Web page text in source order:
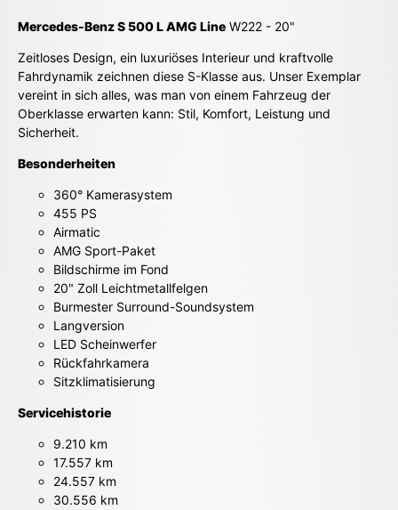
Mercedes-Benz S 500 L AMG Line W222 - 20"
Zeitloses Design, ein luxuriöses Interieur und kraftvolle
Fahrdynamik zeichnen diese S-Klasse aus. Unser Exemplar
vereint in sich alles, was man von einem Fahrzeug der
Oberklasse erwarten kann: Stil, Komfort, Leistung und
Sicherheit.
Besonderheiten
360° Kamerasystem
455 PS
Airmatic
AMG Sport-Paket
Bildschirme im Fond
20" Zoll Leichtmetallfelgen
Burmester Surround-Soundsystem
Langversion
LED Scheinwerfer
Rückfahrkamera
Sitzklimatisierung
Servicehistorie
9.210 km
17.557 km
24.557 km
30.556 km